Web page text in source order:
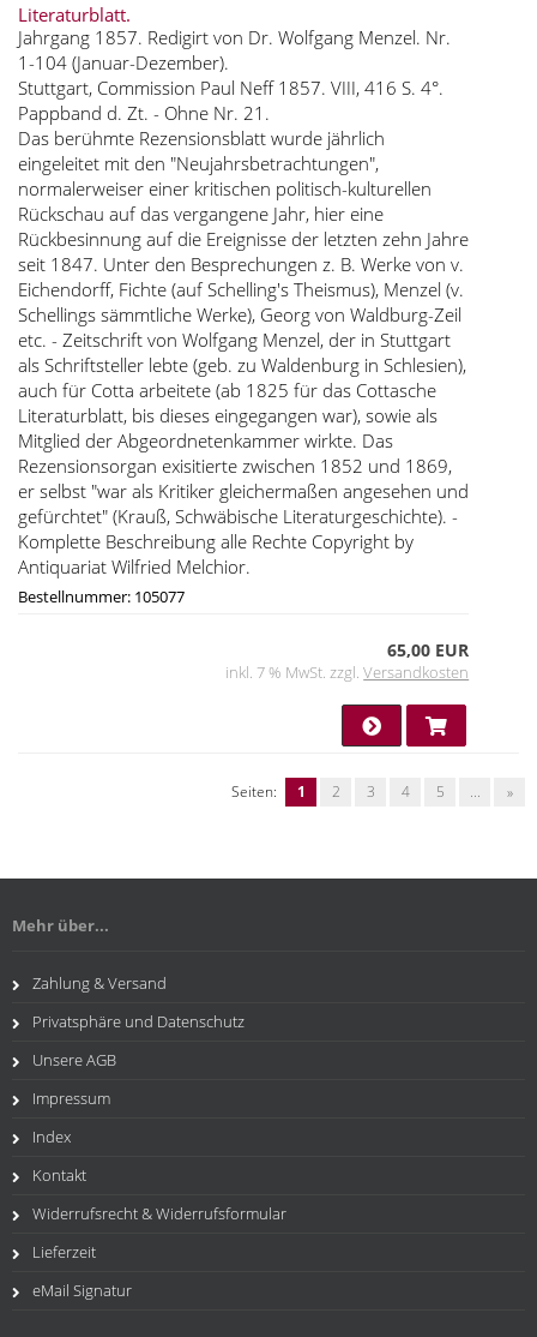
Literaturblatt.
Jahrgang 1857. Redigirt von Dr. Wolfgang Menzel. Nr.
1-104 (Januar-Dezember).
Stuttgart, Commission Paul Neff 1857. VIII, 416 S. 4°.
Pappband d. Zt. - Ohne Nr. 21.
Das berühmte Rezensionsblatt wurde jährlich
eingeleitet mit den "Neujahrsbetrachtungen",
normalerweiser einer kritischen politisch-kulturellen
Rückschau auf das vergangene Jahr, hier eine
Rückbesinnung auf die Ereignisse der letzten zehn Jahre
seit 1847. Unter den Besprechungen z. B. Werke von v.
Eichendorff, Fichte (auf Schelling's Theismus), Menzel (v.
Schellings sämmtliche Werke), Georg von Waldburg-Zeil
etc. - Zeitschrift von Wolfgang Menzel, der in Stuttgart
als Schriftsteller lebte (geb. zu Waldenburg in Schlesien),
auch für Cotta arbeitete (ab 1825 für das Cottasche
Literaturblatt, bis dieses eingegangen war), sowie als
Mitglied der Abgeordnetenkammer wirkte. Das
Rezensionsorgan exisitierte zwischen 1852 und 1869,
er selbst "war als Kritiker gleichermaßen angesehen und
gefürchtet" (Krauß, Schwäbische Literaturgeschichte). -
Komplette Beschreibung alle Rechte Copyright by
Antiquariat Wilfried Melchior.
Bestellnummer: 105077
65,00 EUR
inkl. 7 % MwSt. zzgl.Versandkosten
Seiten: 1 2 3 4 5 ... »
Mehr über...
Zahlung & Versand
Privatsphäre und Datenschutz
Unsere AGB
Impressum
Index
Kontakt
Widerrufsrecht & Widerrufsformular
Lieferzeit
eMail Signatur